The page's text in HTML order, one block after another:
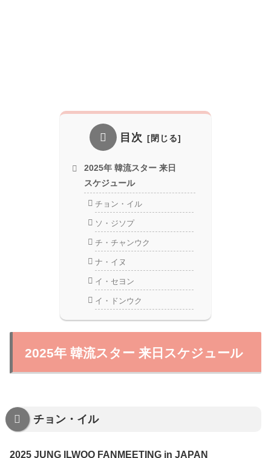
目次
2025年 韓流スター 来日
スケジュール
チョン・イル
ソ・ジソプ
チ・チャンウク
ナ・イヌ
イ・セヨン
イ・ドンウク
2025年 韓流スター 来日スケジュール
チョン・イル
2025 JUNG ILWOO FANMEETING in JAPAN